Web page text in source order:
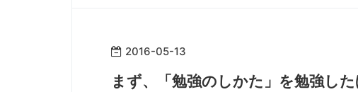
2016-05-13
まず、「勉強のしかた」を勉強し